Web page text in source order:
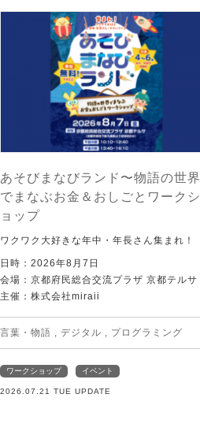
あそびまなびランド〜物語の世界
でまなぶお金＆おしごとワークシ
ョップ
ワクワク大好きな年中・年長さん集まれ！
日時：2026年8月7日
会場：京都府民総合交流プラザ 京都テルサ
主催：株式会社miraii
言葉・物語 , デジタル , プログラミング
ワークショップ イベント
2026.07.21 TUE UPDATE